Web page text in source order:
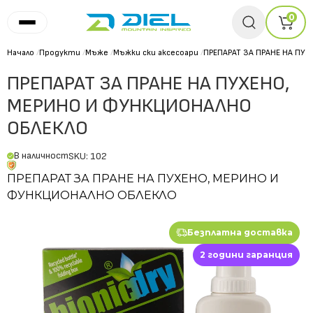
0
Начало /Продукти /Мъже /Мъжки ски аксесоари /ПРЕПАРАТ ЗА ПРАНЕ НА
ПРЕПАРАТ ЗА ПРАНЕ НА ПУХЕНО,
МЕРИНО И ФУНКЦИОНАЛНО
ОБЛЕКЛО
В наличностSKU: 102
ПРЕПАРАТ ЗА ПРАНЕ НА ПУХЕНО, МЕРИНО И
ФУНКЦИОНАЛНО ОБЛЕКЛО
Безплатна доставка
2 години гаранция